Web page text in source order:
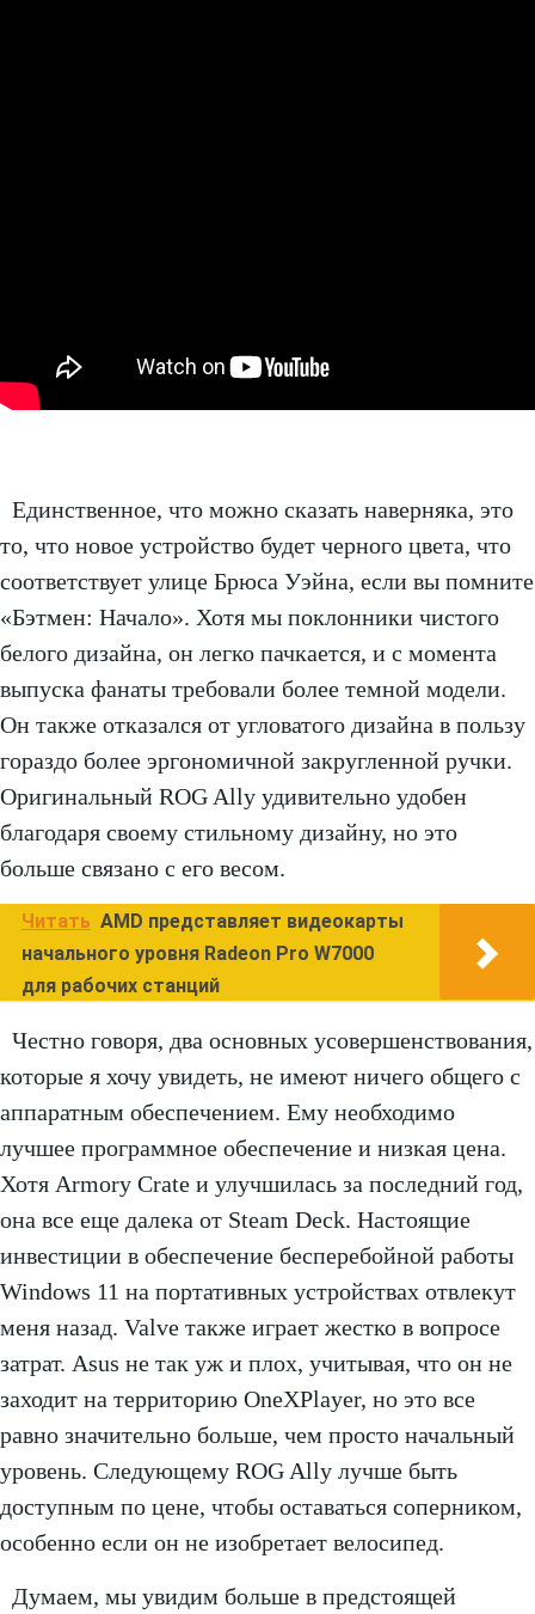
Единственное, что можно сказать наверняка, это
то, что новое устройство будет черного цвета, что
соответствует улице Брюса Уэйна, если вы помните
«Бэтмен: Начало». Хотя мы поклонники чистого
белого дизайна, он легко пачкается, и с момента
выпуска фанаты требовали более темной модели.
Он также отказался от угловатого дизайна в пользу
гораздо более эргономичной закругленной ручки.
Оригинальный ROG Ally удивительно удобен
благодаря своему стильному дизайну, но это
больше связано с его весом.
Читать AMD представляет видеокарты
начального уровня Radeon Pro W7000
для рабочих станций
Честно говоря, два основных усовершенствования,
которые я хочу увидеть, не имеют ничего общего с
аппаратным обеспечением. Ему необходимо
лучшее программное обеспечение и низкая цена.
Хотя Armory Crate и улучшилась за последний год,
она все еще далека от Steam Deck. Настоящие
инвестиции в обеспечение бесперебойной работы
Windows 11 на портативных устройствах отвлекут
меня назад. Valve также играет жестко в вопросе
затрат. Asus не так уж и плох, учитывая, что он не
заходит на территорию OneXPlayer, но это все
равно значительно больше, чем просто начальный
уровень. Следующему ROG Ally лучше быть
доступным по цене, чтобы оставаться соперником,
особенно если он не изобретает велосипед.
Думаем, мы увидим больше в предстоящей